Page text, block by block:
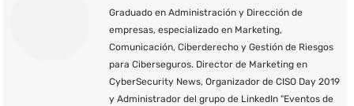
Graduado en Administración y Dirección de
empresas, especializado en Marketing,
Comunicación, Ciberderecho y Gestión de Riesgos
para Ciberseguros. Director de Marketing en
CyberSecurity News, Organizador de CISO Day 2019
y Administrador del grupo de LinkedIn "Eventos de